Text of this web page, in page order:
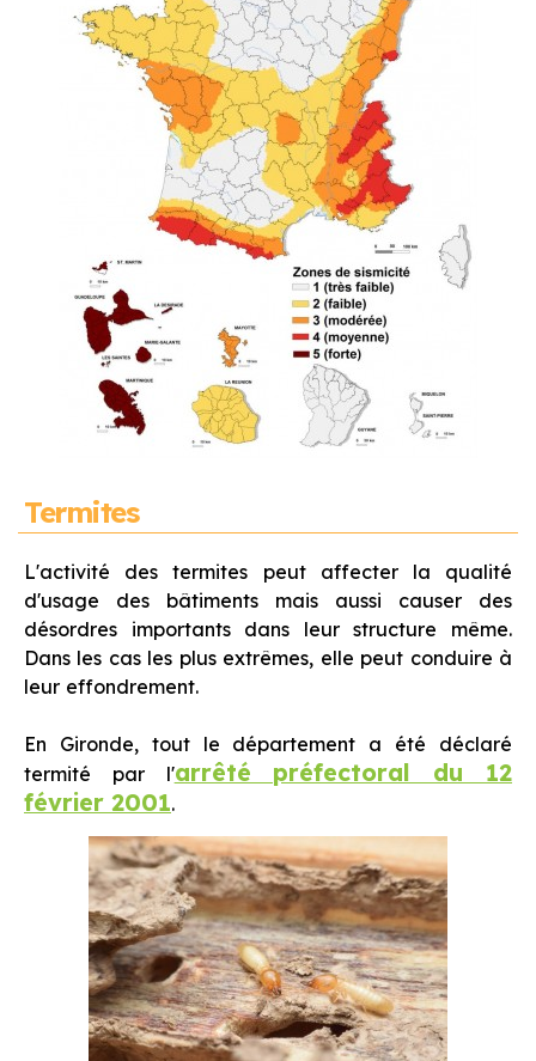
Termites
L'activité des termites peut affecter la qualité
d'usage des bâtiments mais aussi causer des
désordres importants dans leur structure même.
Dans les cas les plus extrêmes, elle peut conduire à
leur effondrement.
En Gironde, tout le département a été déclaré
termité par l'arrêté préfectoral du 12
février 2001.